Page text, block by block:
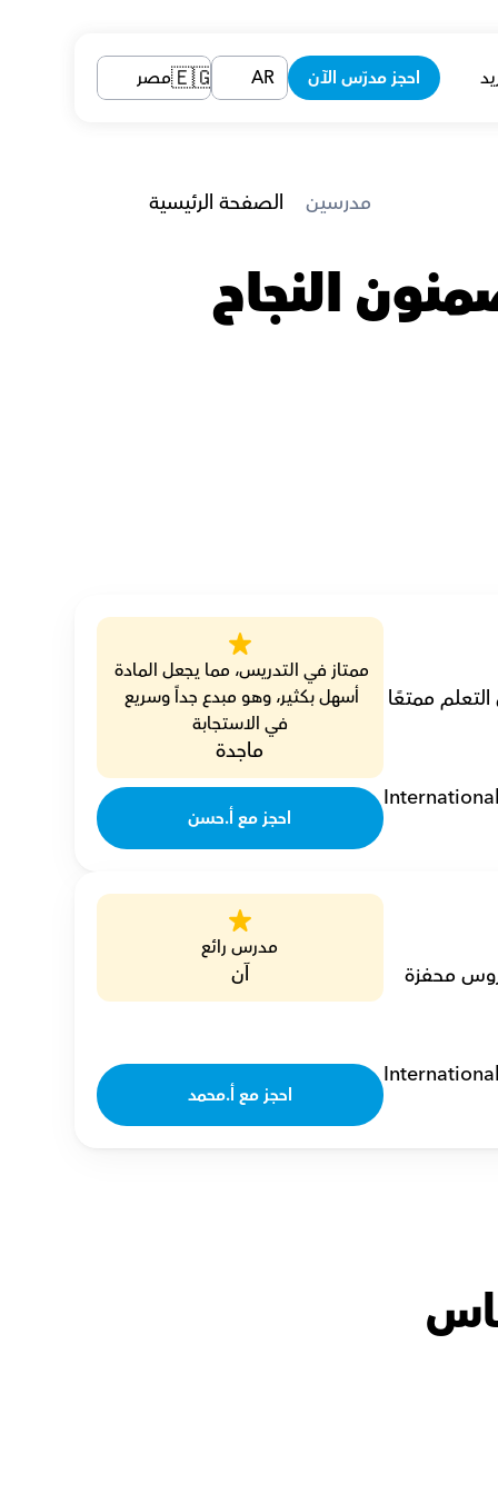
الصفحة الرئيسية مدرسين
ممتاز في التدريس، مما يجعل المادة
أسهل بكثير، وهو مبدع جداً وسريع
في الاستجابة
ماجدة
احجز مع أ.حسن
مدرس رائع
آن
احجز مع أ.محمد
احجز مدرّس الآن AR
🇪🇬مصر